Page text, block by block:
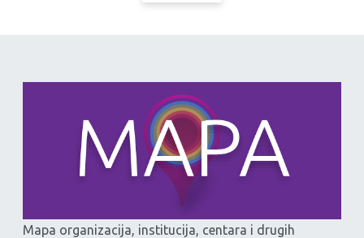
Mapa organizacija, institucija, centara i drugih